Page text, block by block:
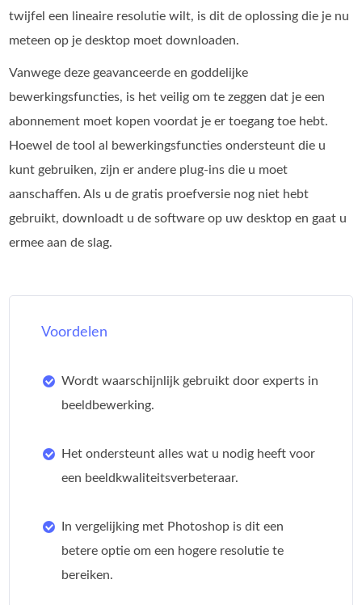
twijfel een lineaire resolutie wilt, is dit de oplossing die je nu
meteen op je desktop moet downloaden.
Vanwege deze geavanceerde en goddelijke
bewerkingsfuncties, is het veilig om te zeggen dat je een
abonnement moet kopen voordat je er toegang toe hebt.
Hoewel de tool al bewerkingsfuncties ondersteunt die u
kunt gebruiken, zijn er andere plug-ins die u moet
aanschaffen. Als u de gratis proefversie nog niet hebt
gebruikt, downloadt u de software op uw desktop en gaat u
ermee aan de slag.
Voordelen
Wordt waarschijnlijk gebruikt door experts in
beeldbewerking.
Het ondersteunt alles wat u nodig heeft voor
een beeldkwaliteitsverbeteraar.
In vergelijking met Photoshop is dit een
betere optie om een hogere resolutie te
bereiken.